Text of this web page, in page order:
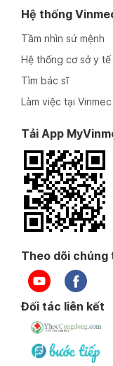
Hệ thống
Tầm nhìn sứ mệnh
Hệ thống cơ sở y tế
Tìm bác sĩ
Làm việc tại Vinmec
Tải App
Theo dõi chúng
Đối tác liên kết